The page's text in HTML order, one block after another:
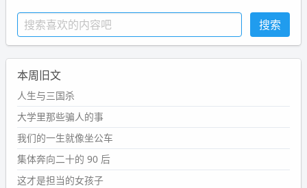
本周旧文
人生与三国杀
大学里那些骗人的事
我们的一生就像坐公车
集体奔向二十的 90 后
这才是担当的女孩子